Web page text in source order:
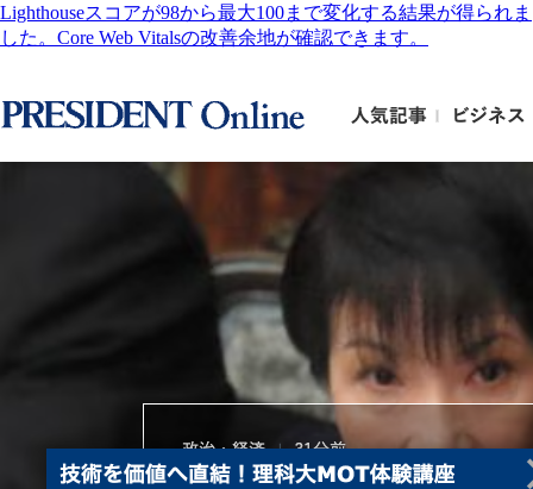
Lighthouseスコアが98から最大100まで変化する結果が得られま
した。Core Web Vitalsの改善余地が確認できます。